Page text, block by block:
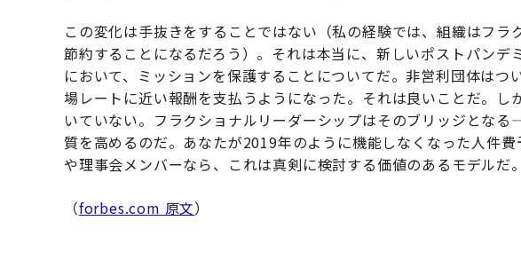
この変化は手抜きをすることではない（私の経験では、組織はフラ
節約することになるだろう）。それは本当に、新しいポストパンデ
において、ミッションを保護することについてだ。非営利団体はつ
場レートに近い報酬を支払うようになった。それは良いことだ。し
いていない。フラクショナルリーダーシップはそのブリッジとな
質を高めるのだ。あなたが2019年のように機能しなくなった人件
や理事会メンバーなら、これは真剣に検討する価値のあるモデルだ。
（forbes.com 原文）